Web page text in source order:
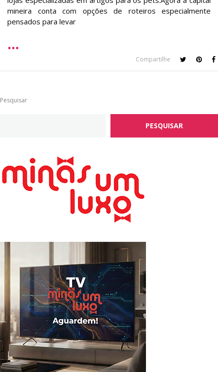
mineira conta com opções de roteiros especialmente
pensados para levar
Compartilhe
Pesquisar
PESQUISAR